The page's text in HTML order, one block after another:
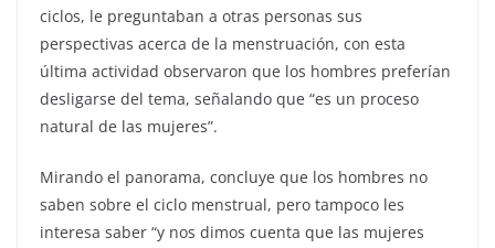
ciclos, le preguntaban a otras personas sus
perspectivas acerca de la menstruación, con esta
última actividad observaron que los hombres preferían
desligarse del tema, señalando que “es un proceso
natural de las mujeres”.
Mirando el panorama, concluye que los hombres no
saben sobre el ciclo menstrual, pero tampoco les
interesa saber “y nos dimos cuenta que las mujeres